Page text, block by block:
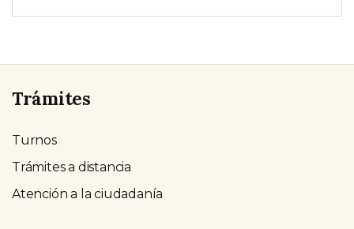
Trámites
Turnos
Trámites a distancia
Atención a la ciudadanía